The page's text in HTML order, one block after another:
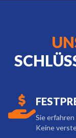
Sie
Keine